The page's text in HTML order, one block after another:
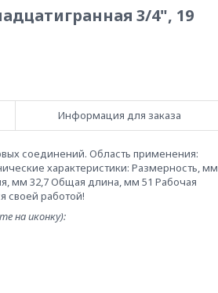
3/4", 19
Информация для заказа
соединений. Область применения:
характеристики: Размерность, мм
мм 32,7 Общая длина, мм 51 Рабочая
своей работой!
на иконку):